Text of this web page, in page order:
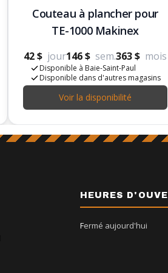
Couteau à plancher pour
TE-1000 Makinex
42 $ jour146 $ sem.363 $ mois
Disponible à Baie-Saint-Paul
Disponible dans d'autres magasins
Voir la disponibilité
HEURES
Fermé aujourd'hui